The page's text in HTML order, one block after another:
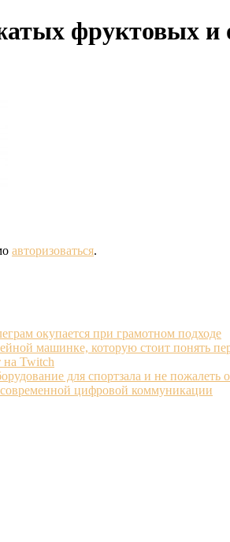
фруктовых и
авторизоваться.
окупается при грамотном подходе
машинке, которую стоит понять
на Twitch
для спортзала и не пожалеть
цифровой коммуникации